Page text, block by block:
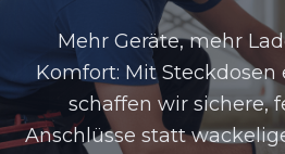
Mehr Geräte, mehr
Komfort: Mit
schaffen wir sichere,
Anschlüsse statt